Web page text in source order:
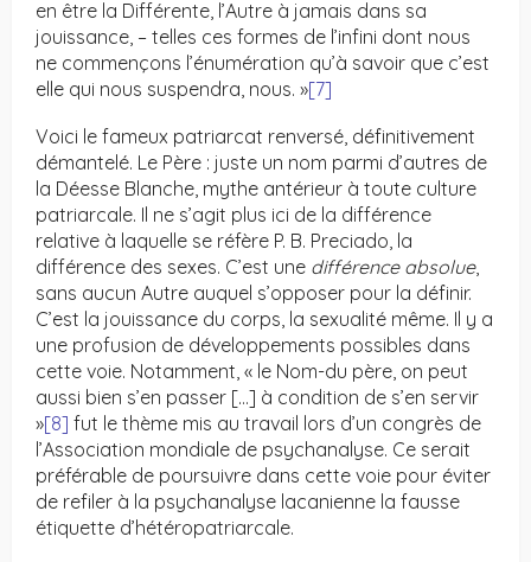
en être la Différente, l’Autre à jamais dans sa
jouissance, – telles ces formes de l’infini dont nous
ne commençons l’énumération qu’à savoir que c’est
elle qui nous suspendra, nous. »[7]
Voici le fameux patriarcat renversé, définitivement
démantelé. Le Père : juste un nom parmi d’autres de
la Déesse Blanche, mythe antérieur à toute culture
patriarcale. Il ne s’agit plus ici de la différence
relative à laquelle se réfère P. B. Preciado, la
différence des sexes. C’est une différence absolue,
sans aucun Autre auquel s’opposer pour la définir.
C’est la jouissance du corps, la sexualité même. Il y a
une profusion de développements possibles dans
cette voie. Notamment, « le Nom-du père, on peut
aussi bien s’en passer […] à condition de s’en servir
»[8] fut le thème mis au travail lors d’un congrès de
l’Association mondiale de psychanalyse. Ce serait
préférable de poursuivre dans cette voie pour éviter
de refiler à la psychanalyse lacanienne la fausse
étiquette d’hétéropatriarcale.